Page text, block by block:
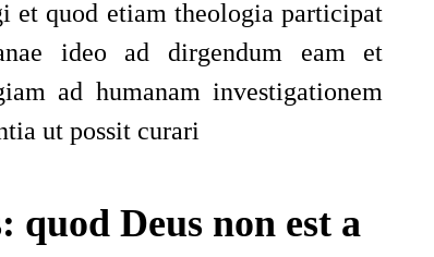
et quod etiam theologia participat
ideo ad dirgendum eam et
ad humanam investigationem
ut possit curari
quod Deus non est a